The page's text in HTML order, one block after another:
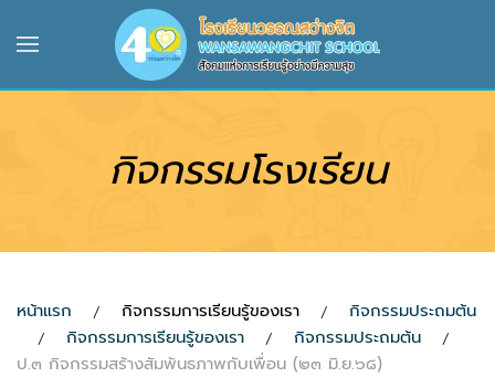
Skip to main content
กิจกรรมโรงเรียน
หน้าแรก กิจกรรมการเรียนรู้ของเรา
กิจกรรมประถมต้น
กิจกรรมการเรียนรู้ของเรา
กิจกรรมประถมต้น
ป.๓ กิจกรรมสร้างสัมพันธภาพกับเพื่อน (๒๓ มิ.ย.๖๘)